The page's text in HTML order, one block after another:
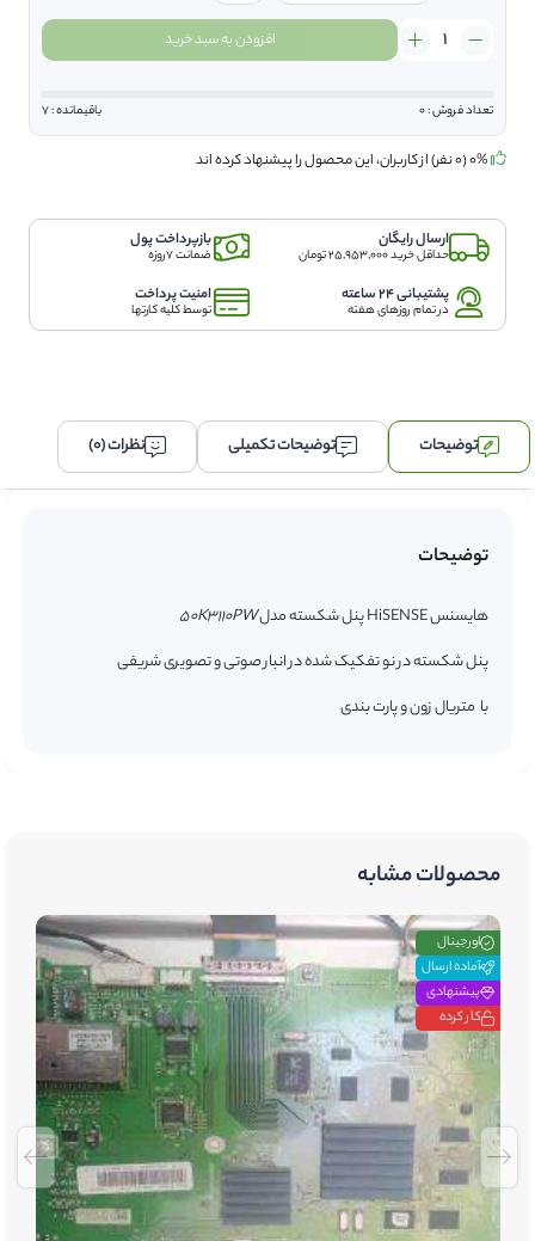
هایسنس
مدل
50K3110PW
عدد
افزودن به سبد خرید
تعداد فروش : 0 باقیمانده : 7
ارسال رایگان
حداقل خرید 25,953,000 تومان
بازپرداخت پول
ضمانت 7روزه
پشتیبانی 24 ساعته
در تمام روزهای هفته
امنیت پرداخت
توسط کلیه کارتها
توضیحات توضیحات تکمیلی نظرات (0)
توضیحات
هایسنس HiSENSE پنل شکسته مدل
50K3110PW
پنل شکسته در نو تفکیک شده در انبار صوتی و تصویری شریفی
با متریال زون و پارت بندی
محصولات مشابه
اورجینال
آماده ارسال
پیشنهادی
کار کرده